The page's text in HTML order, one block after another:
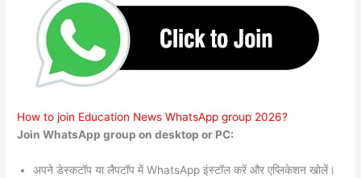
How to join Education News WhatsApp group 2026?
Join WhatsApp group on desktop or PC:
अपने डेस्कटॉप या लैपटॉप में WhatsApp इंस्टॉल करें और एप्लिकेशन खोलें।